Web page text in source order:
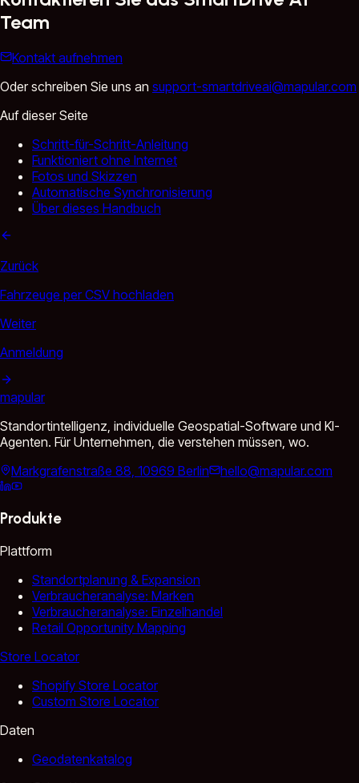
Team
Kontakt aufnehmen
Oder schreiben Sie uns an support-smartdriveai@mapular.com
Auf dieser Seite
Schritt-für-Schritt-Anleitung
Funktioniert ohne Internet
Fotos und Skizzen
Automatische Synchronisierung
Über dieses Handbuch
Zurück
Fahrzeuge per CSV hochladen
Weiter
Anmeldung
mapular
Standortintelligenz, individuelle Geospatial-Software und KI-
Agenten. Für Unternehmen, die verstehen müssen, wo.
Markgrafenstraße 88, 10969 Berlin
hello@mapular.com
Produkte
Plattform
Standortplanung & Expansion
Verbraucheranalyse: Marken
Verbraucheranalyse: Einzelhandel
Retail Opportunity Mapping
Store Locator
Shopify Store Locator
Custom Store Locator
Daten
Geodatenkatalog